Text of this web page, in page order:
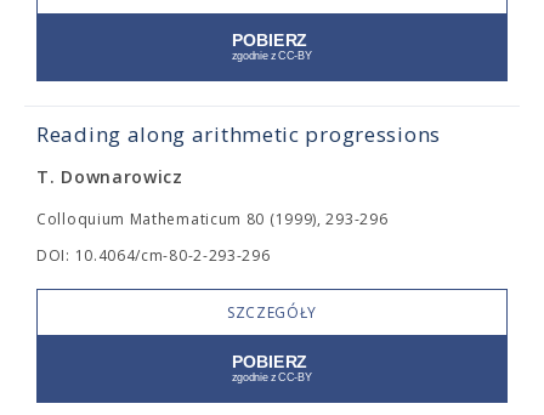
Reading along arithmetic progressions
T. Downarowicz
Colloquium Mathematicum 80 (1999), 293-296
DOI: 10.4064/cm-80-2-293-296
SZCZEGÓŁY